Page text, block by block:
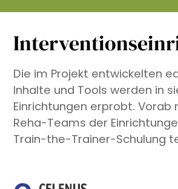
Die im Projekt entwickelten
Inhalte und Tools werden in
Einrichtungen erprobt. Vorab
Reha-Teams der
Train-the-Trainer-Schulung